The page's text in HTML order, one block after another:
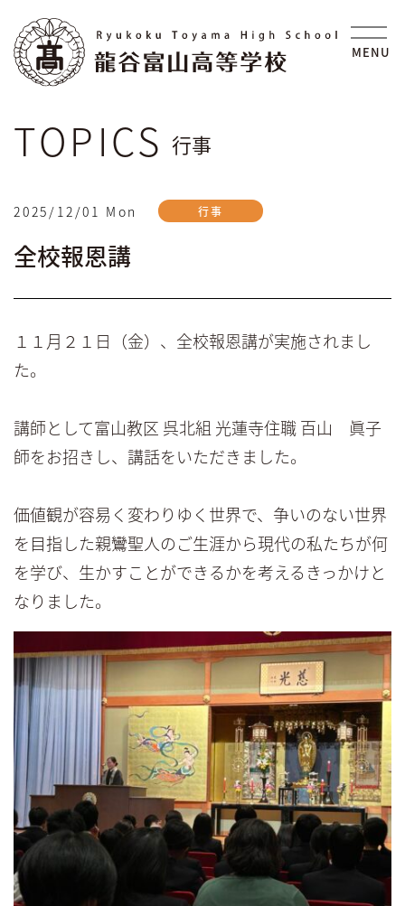
MENU
行事
2025/12/01 Mon 行事
全校報恩講
１１月２１日（金）、全校報恩講が実施されまし
た。
講師として富山教区 呉北組 光蓮寺住職 百山 眞子
師をお招きし、講話をいただきました。
価値観が容易く変わりゆく世界で、争いのない世界
を目指した親鸞聖人のご生涯から現代の私たちが何
を学び、生かすことができるかを考えるきっかけと
なりました。